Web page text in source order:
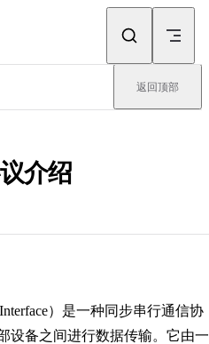
返回顶部
介绍
）是一种同步串行通信协
设备之间进行数据传输。它由